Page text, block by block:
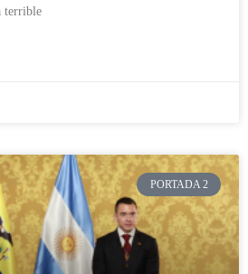
terrible
PORTADA 2